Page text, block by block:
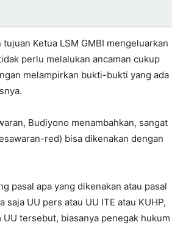
Ketua LSM GMBI mengeluarkan
perlu melalukan ancaman cukup
melampirkan bukti-bukti yang ada
Budiyono menambahkan, sangat
red) bisa dikenakan dengan
pasal apa yang dikenakan atau pasal
UU pers atau UU ITE atau KUHP,
tersebut, biasanya penegak hukum